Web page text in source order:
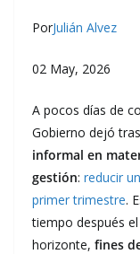
PorJulián Alvez
02 May, 2026
A pocos días de
Gobierno dejó
informal en
gestión: reducir
primer trimestre.
tiempo después
horizonte, fines